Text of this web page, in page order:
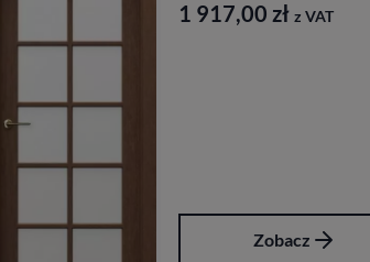
z VAT